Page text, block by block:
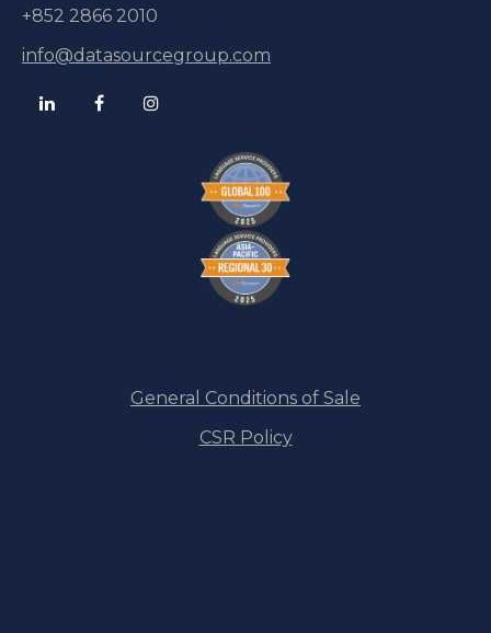
+852 2866 2010
info@datasourcegroup.com
General Conditions of Sale
CSR Policy